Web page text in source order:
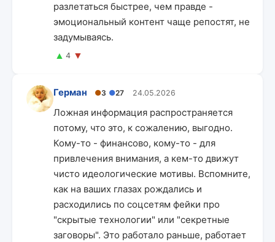
разлетаться быстрее, чем правде -
эмоциональный контент чаще репостят, не
задумываясь.
▲ 4 ▼
Герман ●3 ●27 24.05.2026
Ложная информация распространяется
потому, что это, к сожалению, выгодно.
Кому-то - финансово, кому-то - для
привлечения внимания, а кем-то движут
чисто идеологические мотивы. Вспомните,
как на ваших глазах рождались и
расходились по соцсетям фейки про
"скрытые технологии" или "секретные
заговоры". Это работало раньше, работает